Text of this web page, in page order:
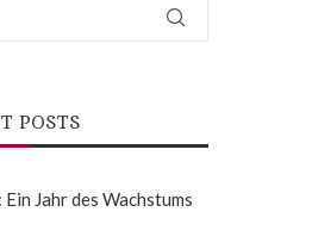
POSTS
Jahr des Wachstums